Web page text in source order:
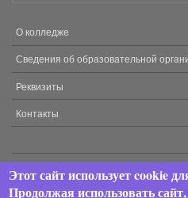
МЕНЮ
В
ПОДВАЛЕ
О колледже
Сведения об образовательной
Реквизиты
Контакты
2024 © АНПОО «Хекслет колледж».
Этот сайт использует cookie
Продолжая использовать